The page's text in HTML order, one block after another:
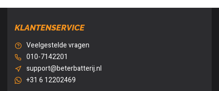
KLANTENSERVICE
Veelgestelde vragen
010-7142201
support@beterbatterij.nl
+31 6 12202469